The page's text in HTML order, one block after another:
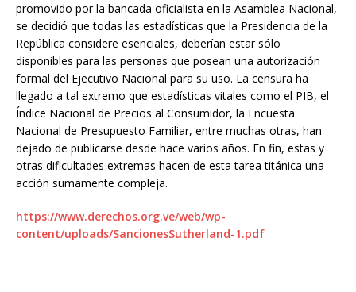
promovido por la bancada oficialista en la Asamblea Nacional,
se decidió que todas las estadísticas que la Presidencia de la
República considere esenciales, deberían estar sólo
disponibles para las personas que posean una autorización
formal del Ejecutivo Nacional para su uso. La censura ha
llegado a tal extremo que estadísticas vitales como el PIB, el
Índice Nacional de Precios al Consumidor, la Encuesta
Nacional de Presupuesto Familiar, entre muchas otras, han
dejado de publicarse desde hace varios años. En fin, estas y
otras dificultades extremas hacen de esta tarea titánica una
acción sumamente compleja.
https://www.derechos.org.ve/web/wp-
content/uploads/SancionesSutherland-1.pdf